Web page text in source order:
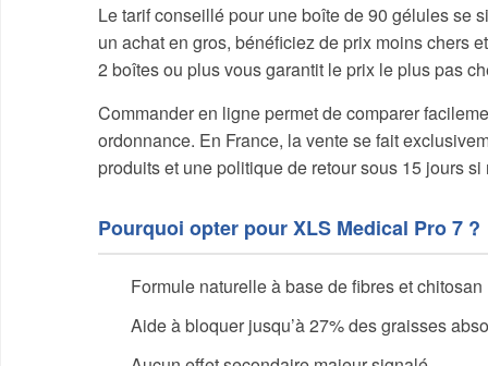
Le tarif conseillé pour une boîte de 90 gélules se
un achat en gros, bénéficiez de prix moins chers
2 boîtes ou plus vous garantit le prix le plus pas
Commander en ligne permet de comparer
ordonnance. En France, la vente se fait
produits et une politique de retour sous 15 jours
Pourquoi opter pour XLS Medical Pro 7 ?
Formule naturelle à base de fibres et chitosan
Aide à bloquer jusqu’à 27% des graisses